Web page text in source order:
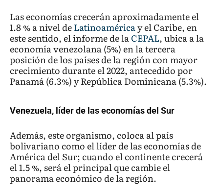
Las economías crecerán aproximadamente el
1.8 % a nivel deLatinoaméricay el Caribe, en
este sentido, el informe de laCEPAL, ubica a la
economía venezolana (5%) en la tercera
posición de los países de la región con mayor
crecimiento durante el 2022, antecedido por
Panamá (6.3%) y República Dominicana (5.3%).
Venezuela, líder de las economías del Sur
Además, este organismo, coloca al país
bolivariano como el líder de las economías de
América del Sur; cuando el continente crecerá
el 1.5 %, será el principal que cambie el
panorama económico de la región.